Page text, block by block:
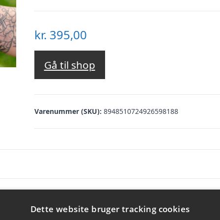
kr. 395,00
Gå til shop
Varenummer (SKU): 8948510724926598188
hårdt træningspas, miks din egen babymad
Dette website bruger tracking cookies